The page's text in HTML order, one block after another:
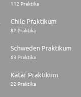
112 Praktika
Chile Praktikum
82 Praktika
Schweden Praktikum
63 Praktika
Katar Praktikum
22 Praktika